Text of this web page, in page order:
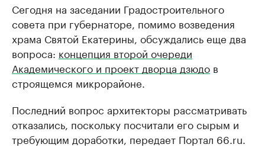
Сегодня на заседании Градостроительного
совета при губернаторе, помимо возведения
храма Святой Екатерины, обсуждались еще два
вопроса: концепция второй очереди
Академического и проект дворца дзюдо в
строящемся микрорайоне.
Последний вопрос архитекторы рассматривать
отказались, поскольку посчитали его сырым и
требующим доработки, передает Портал 66.ru.